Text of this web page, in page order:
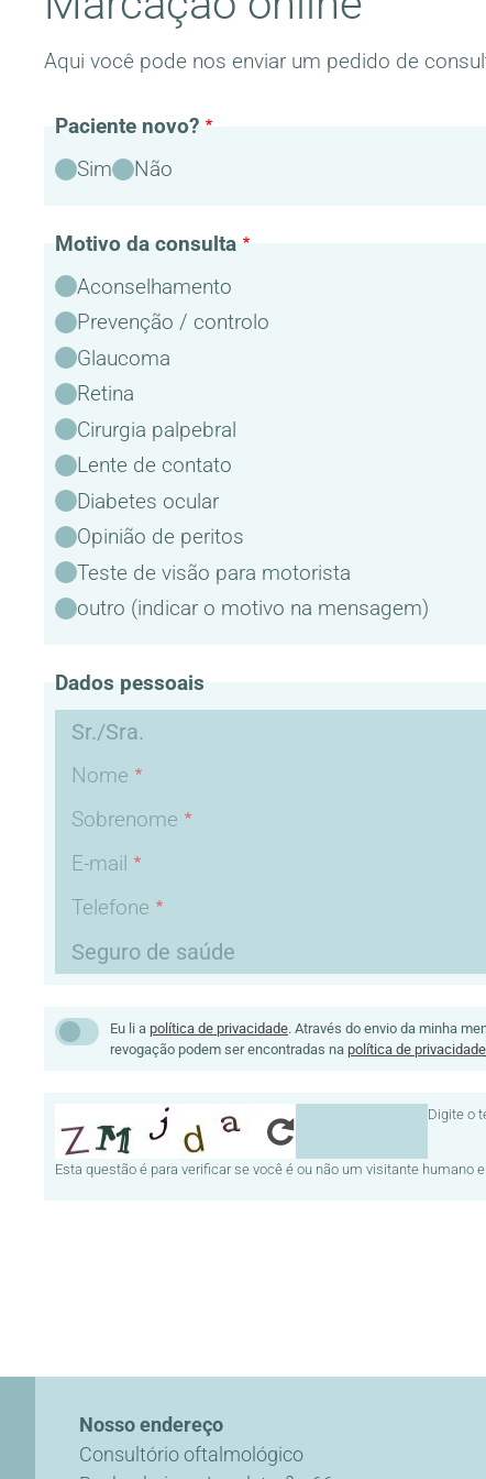
Aqui você pode nos enviar um pedido de
Paciente novo?
Paciente
Sim Não
Motivo da consulta
Motivo
da
consulta
Aconselhamento
Prevenção / controlo
Glaucoma
Retina
Cirurgia palpebral
Lente de contato
Diabetes ocular
Opinião de peritos
Teste de visão para motorista
outro (indicar o motivo na mensagem)
Dados pessoais
Sr./Sra.
Nome
Sobrenome
E-mail
Telefone
Seguro de saúde
Datenschutz
Wrapper
Eu li a política de privacidade. Através do envio da minha
revogação podem ser encontradas na política de privacidade
Digite o
Esta questão é para verificar se você é ou não um visitante humano
Nosso endereço
Consultório oftalmológico